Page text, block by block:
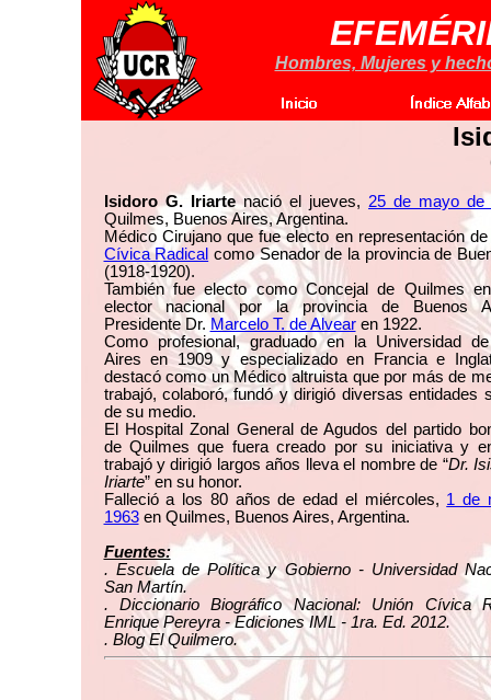
Hombres, Mujeres y
Isidoro G. Iriartenació el jueves, 25 de mayo de
Quilmes, Buenos Aires, Argentina.
Médico Cirujano que fue electo en representación
Cívica Radical como Senador de la provincia de
(1918-1920).
También fue electo como Concejal de Quilmes
elector nacional por la provincia de Buenos
Presidente Dr. Marcelo T. de Alvearen 1922.
Como profesional, graduado en la Universidad
Aires en 1909 y especializado en Francia e
destacó como un Médico altruista que por más de
trabajó, colaboró, fundó y dirigió diversas entidades
de su medio.
El Hospital Zonal General de Agudos del partido
de Quilmes que fuera creado por su iniciativa y
trabajó y dirigió largos años lleva el nombre de “Dr.
Iriarte” en su honor.
Falleció a los 80 años de edad el miércoles, 1 de
1963en Quilmes, Buenos Aires, Argentina.
Fuentes:
. Escuela de Política y Gobierno - Universidad
San Martín.
. Diccionario Biográfico Nacional: Unión Cívica
Enrique Pereyra - Ediciones IML - 1ra. Ed. 2012.
. Blog El Quilmero.